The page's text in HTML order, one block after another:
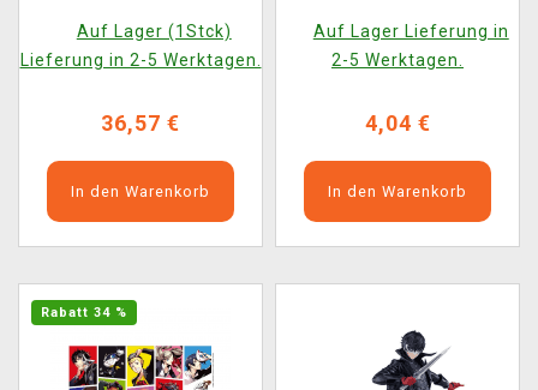
Auf Lager (1Stck)
Lieferung in 2-5 Werktagen.
36,57 €
In den Warenkorb
Auf Lager Lieferung in
2-5 Werktagen.
4,04 €
In den Warenkorb
Rabatt 34 %